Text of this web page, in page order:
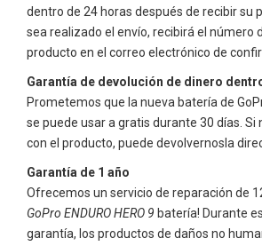
dentro de 24 horas después de recibir su
sea realizado el envío, recibirá el número
producto en el correo electrónico de
Garantía de devolución de dinero
Prometemos que la nueva batería de
se puede usar a gratis durante 30 días.
con el producto, puede devolvernosla
Garantía de 1 año
Ofrecemos un servicio de reparación de
GoPro ENDURO HERO 9 batería! Durante
garantía, los productos de daños no